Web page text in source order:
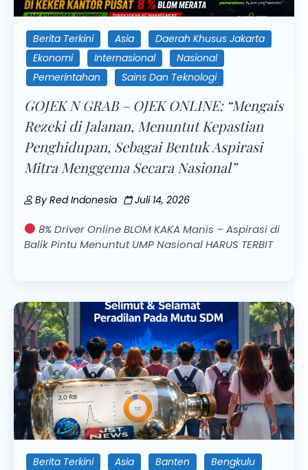
Berita Terkini Asia
Daerah Khusus Jakarta
Ekonomi
Internasional
Nasional
Pemerintahan
Sains Dan Teknologi
GOJEK N GRAB – OJEK ONLINE: “Mengais
Rezeki di Jalanan, Menuntut Kepastian
Penghidupan, Sebagai Bentuk Aspirasi
Mitra Menggema Secara Nasional”
ByRed Indonesia Juli 14, 2026
8% Driver Online BLOM KAKA Manis – Aspirasi di
Balik Pintu Menuntut UMP Nasional HARUS TERBIT
Berita Terkini Asia Banten
Bengkulu